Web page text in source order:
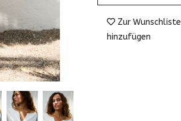
Zur Wunschliste
hinzufügen